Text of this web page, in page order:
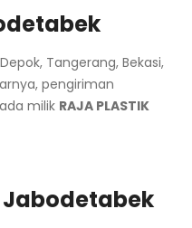
Tangerang, Bekasi,
pengiriman
milik RAJA PLASTIK